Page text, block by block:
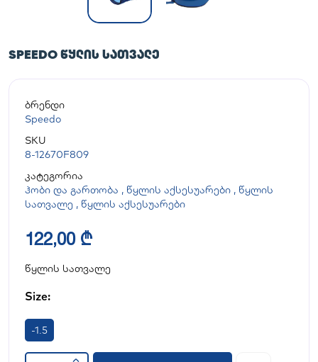
SPEEDO ᲬᲧᲚᲘᲡ ᲡᲐᲗᲕᲐᲚᲔ
ბრენდი
Speedo
SKU
8-12670F809
კატეგორია
ჰობი და გართობა , წყლის აქსესუარები , წყლის
სათვალე , წყლის აქსესუარები
122,00 ₾
წყლის სათვალე
Size:
-1.5